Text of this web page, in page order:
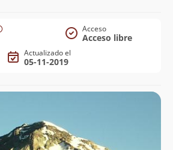
Acceso
Acceso libre
Actualizado el
05-11-2019